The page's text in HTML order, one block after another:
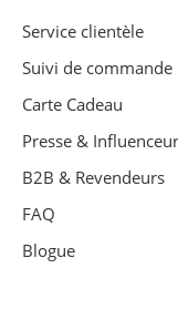
Service clientèle
Suivi de commande
Carte Cadeau
Presse &
B2B & Revendeurs
FAQ
Blogue